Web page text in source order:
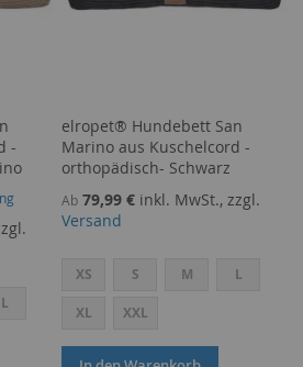
-
L
elropet® Hundebett San
Marino aus Kuschelcord -
orthopädisch- Schwarz
Ab 79,99 € inkl. MwSt., zzgl.
Versand
XS S M L
XL XXL